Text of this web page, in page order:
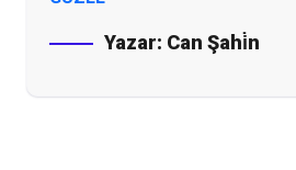
Yazar: Can Şahi̇n